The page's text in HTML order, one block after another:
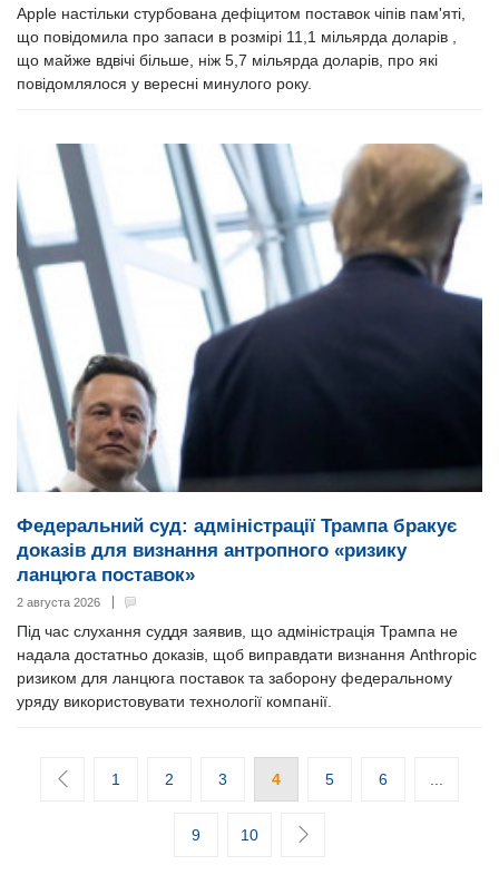
Apple настільки стурбована дефіцитом поставок чіпів пам'яті,
що повідомила про запаси в розмірі 11,1 мільярда доларів ,
що майже вдвічі більше, ніж 5,7 мільярда доларів, про які
повідомлялося у вересні минулого року.
Федеральний суд: адміністрації Трампа бракує
доказів для визнання антропного «ризику
ланцюга поставок»
2 августа 2026
Під час слухання суддя заявив, що адміністрація Трампа не
надала достатньо доказів, щоб виправдати визнання Anthropic
ризиком для ланцюга поставок та заборону федеральному
уряду використовувати технології компанії.
1 2 3 4 5 6
9 10